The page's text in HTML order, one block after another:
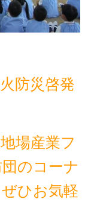
防災啓発
場産業フ
のコーナ
ひお気軽